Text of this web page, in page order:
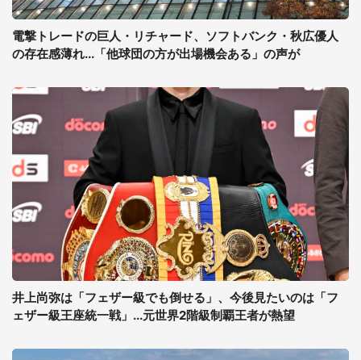
電撃トレードの巨人・リチャード、ソフトバンク・秋広優人
の存在感薄れ...「他球団の方が出場機会ある」の声が
井上尚弥は「フェザー級でも倒せる」、今後見たいのは「フ
ェザー級王座統一戦」...元世界2階級制覇王者が熱望